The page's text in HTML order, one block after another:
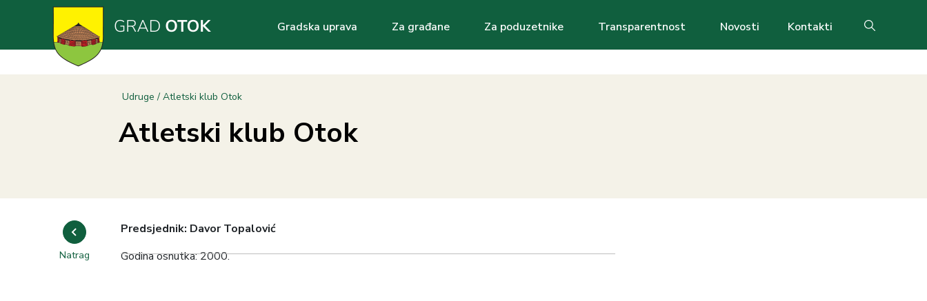
Main
navigation
Gradska uprava Za građane Za poduzetnike Transparentnost Novosti Kontakti Search
Breadcrumb
Udruge Atletski klub Otok
Atletski klub Otok
Natrag
Predsjednik: Davor Topalović
Godina osnutka: 2000.